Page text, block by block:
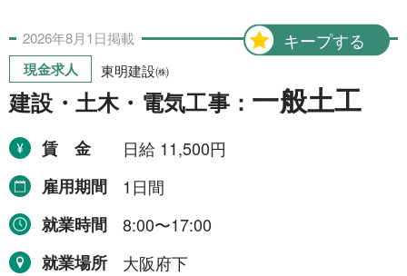
キープする
2026年8月1日掲載
現金求人 東明建設㈱
建設・土木・電気工事： 一般土工
賃金
日給 11,500円
雇用期間
1日間
就業時間
8:00〜17:00
就業場所
大阪府下